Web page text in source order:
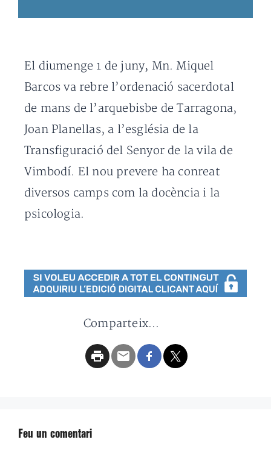
El diumenge 1 de juny, Mn. Miquel
Barcos va rebre l’ordenació sacerdotal
de mans de l’arquebisbe de Tarragona,
Joan Planellas, a l’església de la
Transfiguració del Senyor de la vila de
Vimbodí. El nou prevere ha conreat
diversos camps com la docència i la
psicologia.
Comparteix...
Feu un comentari